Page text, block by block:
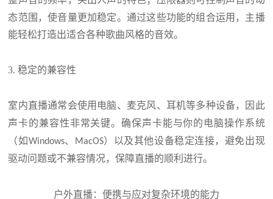
态范围，使音量更加稳定。通过这些功能的组合运用，主播
能轻松打造出适合各种歌曲风格的音效。
3.稳定的兼容性
室内直播通常会使用电脑、麦克风、耳机等多种设备，因此
声卡的兼容性非常关键。确保声卡能与你的电脑操作系统
（如Windows、 MacOS）以及其他设备稳定连接，避免出现
驱动问题或不兼容情况，保障直播的顺利进行。
户外直播：便携与应对复杂环境的能力